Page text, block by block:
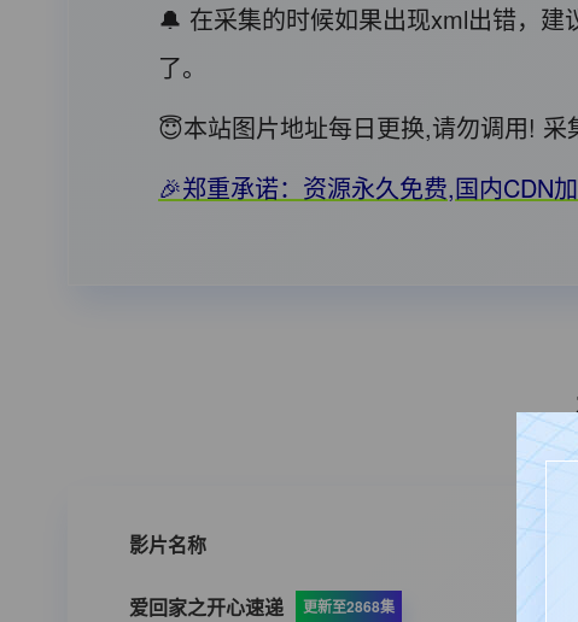
🔔 在采集的时候如果出现xml出错，
了。
😇本站图片地址每日更换,请勿调用! 采
🎉郑重承诺：资源永久免费,国内CDN
影片名称
爱回家之开心速递 更新至2868集